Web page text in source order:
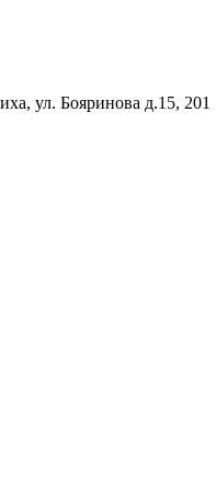
ул. Бояринова д.15, 201